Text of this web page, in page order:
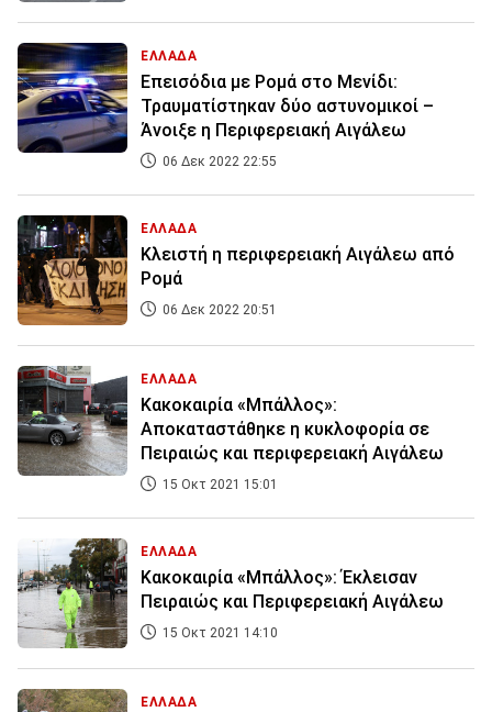
ΕΛΛΑΔΑ
Επεισόδια με Ρομά στο Μενίδι:
Τραυματίστηκαν δύο αστυνομικοί –
Άνοιξε η Περιφερειακή Αιγάλεω
06 Δεκ 2022 22:55
ΕΛΛΑΔΑ
Κλειστή η περιφερειακή Αιγάλεω από
Ρομά
06 Δεκ 2022 20:51
ΕΛΛΑΔΑ
Κακοκαιρία «Μπάλλος»:
Αποκαταστάθηκε η κυκλοφορία σε
Πειραιώς και περιφερειακή Αιγάλεω
15 Οκτ 2021 15:01
ΕΛΛΑΔΑ
Κακοκαιρία «Μπάλλος»: Έκλεισαν
Πειραιώς και Περιφερειακή Αιγάλεω
15 Οκτ 2021 14:10
ΕΛΛΑΔΑ